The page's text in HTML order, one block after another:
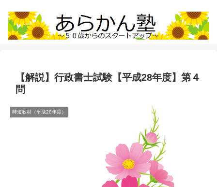
【解説】行政書士試験【平成28年度】第４
問
時短教材（平成28年度）